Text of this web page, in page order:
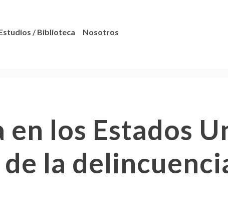
/ Biblioteca Nosotros
los Estados
la